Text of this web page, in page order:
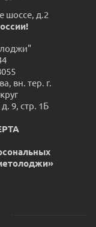
шоссе, д.2
вн. тер. г.
9, стр. 1Б